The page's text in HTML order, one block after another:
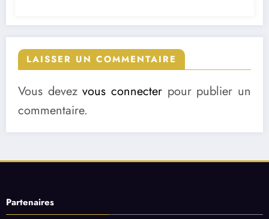
LAISSER UN COMMENTAIRE
Vous devezvous connecter pour publier un
commentaire.
Partenaires